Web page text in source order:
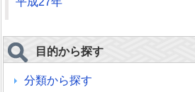
目的から探す
分類から探す